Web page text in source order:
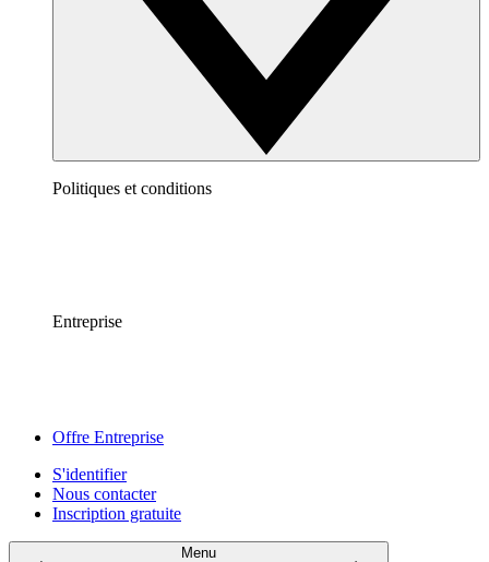
Politiques et conditions
Entreprise
Offre Entreprise
S'identifier
Nous contacter
Inscription gratuite
Menu